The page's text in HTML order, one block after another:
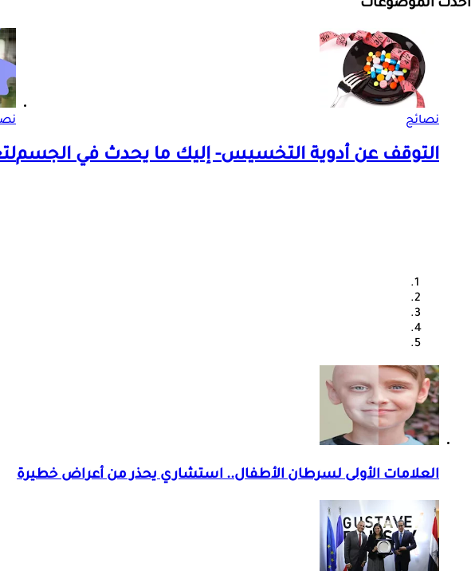
أحدث الموضوعات
نصائح
التوقف عن أدوية التخسيس- إليك ما يحدث في الجسم
العلامات الأولى لسرطان الأطفال.. استشاري يحذر من أعراض خطيرة